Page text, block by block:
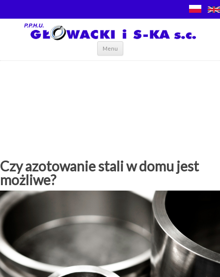
Menu Skip to content
Czy azotowanie stali w domu jest
możliwe?